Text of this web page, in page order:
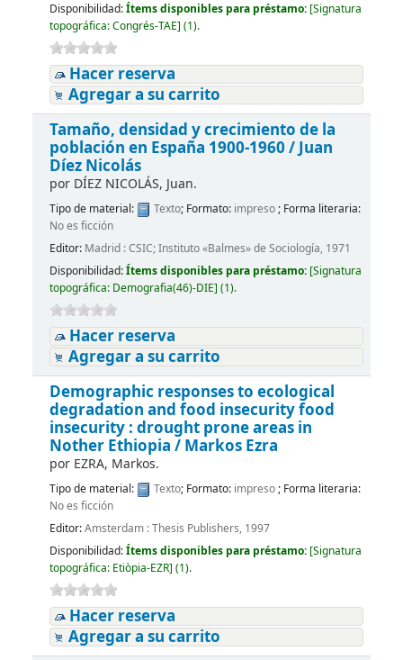
Disponibilidad:Ítems disponibles para préstamo: [Signatura
topográfica:Congrés-TAE] (1).
Hacer reserva
Agregar a su carrito
Tamaño, densidad y crecimiento de la
población en España 1900-1960 /Juan
Díez Nicolás
por DÍEZ NICOLÁS, Juan.
Tipo de material: Texto; Formato: impreso; Forma literaria:
No es ficción
Editor: Madrid : CSIC; Instituto «Balmes» de Sociología, 1971
Disponibilidad:Ítems disponibles para préstamo: [Signatura
topográfica: Demografia(46)-DIE] (1).
Hacer reserva
Agregar a su carrito
Demographic responses to ecological
degradation and food insecurity food
insecurity : drought prone areas in
Nother Ethiopia / Markos Ezra
por EZRA, Markos.
Tipo de material: Texto; Formato: impreso; Forma literaria:
No es ficción
Editor:Amsterdam : Thesis Publishers, 1997
Disponibilidad:Ítems disponibles para préstamo: [Signatura
topográfica: Etiòpia-EZR] (1).
Hacer reserva
Agregar a su carrito